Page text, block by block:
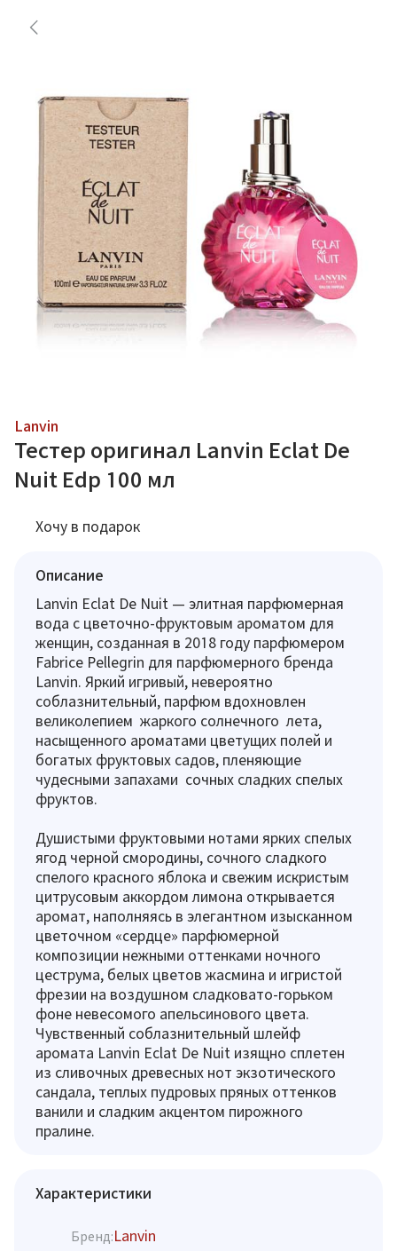
Lanvin
Тестер оригинал Lanvin Eclat De
Nuit Edp 100 мл
Хочу в подарок
Описание
Lanvin Eclat De Nuit — элитная парфюмерная
вода с цветочно-фруктовым ароматом для
женщин, созданная в 2018 году парфюмером
Fabrice Pellegrin для парфюмерного бренда
Lanvin. Яркий игривый, невероятно
соблазнительный, парфюм вдохновлен
великолепием жаркого солнечного лета,
насыщенного ароматами цветущих полей и
богатых фруктовых садов, пленяющие
чудесными запахами сочных сладких спелых
фруктов.
Душистыми фруктовыми нотами ярких спелых
ягод черной смородины, сочного сладкого
спелого красного яблока и свежим искристым
цитрусовым аккордом лимона открывается
аромат, наполняясь в элегантном изысканном
цветочном «сердце» парфюмерной
композиции нежными оттенками ночного
цеструма, белых цветов жасмина и игристой
фрезии на воздушном сладковато-горьком
фоне невесомого апельсинового цвета.
Чувственный соблазнительный шлейф
аромата Lanvin Eclat De Nuit изящно сплетен
из сливочных древесных нот экзотического
сандала, теплых пудровых пряных оттенков
ванили и сладким акцентом пирожного
пралине.
Характеристики
Бренд:Lanvin